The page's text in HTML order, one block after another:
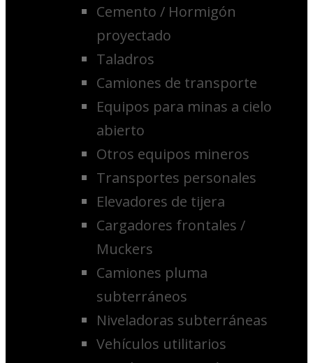
Cemento / Hormigón
proyectado
Taladros
Camiones de transporte
Equipos para minas a cielo
abierto
Otros equipos mineros
Transportes personales
Elevadores de tijera
Cargadores frontales /
Muckers
Camiones pluma
subterráneos
Niveladoras subterráneas
Vehículos utilitarios